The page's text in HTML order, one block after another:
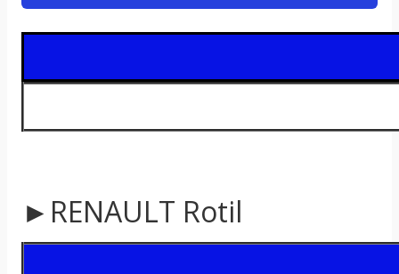
►RENAULT Rotil